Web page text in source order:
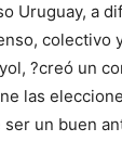
Uruguay, a
colectivo
?creó un
las
un buen